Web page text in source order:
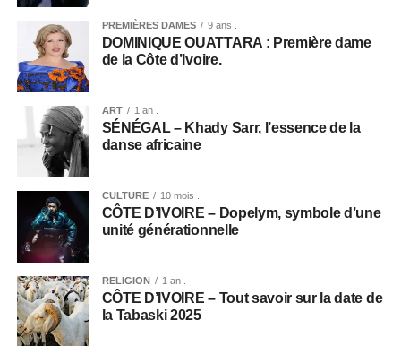
PREMIÈRES DAMES 9 ans .
DOMINIQUE OUATTARA : Première dame
de la Côte d’Ivoire.
ART 1 an .
SÉNÉGAL – Khady Sarr, l’essence de la
danse africaine
CULTURE 10 mois .
CÔTE D’IVOIRE – Dopelym, symbole d’une
unité générationnelle
RELIGION 1 an .
CÔTE D’IVOIRE – Tout savoir sur la date de
la Tabaski 2025